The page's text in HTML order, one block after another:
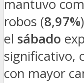
mantuvo
robos (8,97%
el sábado
significativo,
con mayor